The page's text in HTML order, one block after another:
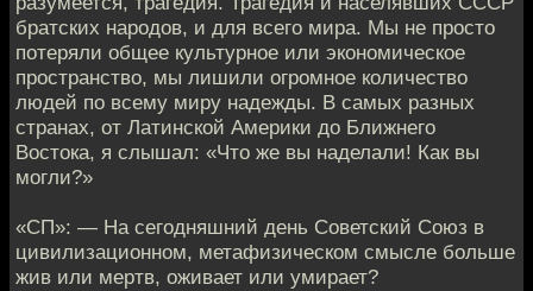
братских народов, и для всего мира. Мы не просто
потеряли общее культурное или экономическое
пространство, мы лишили огромное количество
людей по всему миру надежды. В самых разных
странах, от Латинской Америки до Ближнего
Востока, я слышал: «Что же вы наделали! Как вы
могли?»
«СП»: — На сегодняшний день Советский Союз в
цивилизационном, метафизическом смысле больше
жив или мертв, оживает или умирает?